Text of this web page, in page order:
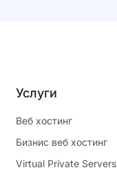
Услуги
Веб хостинг
Бизнис веб хостинг
Virtual Private Servers